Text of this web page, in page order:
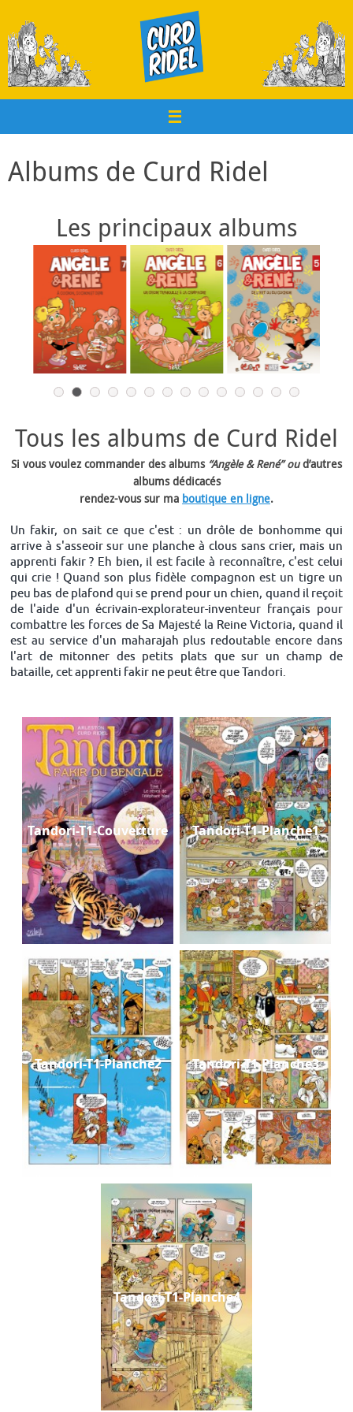
contenu
Albums de Curd Ridel
Les principaux albums
Tous les albums de Curd Ridel
Si vous voulez commander des albums “Angèle & René” oud’autres
albums dédicacés
rendez-vous sur ma boutique en ligne.
Un fakir, on sait ce que c'est : un drôle de bonhomme qui
arrive à s'asseoir sur une planche à clous sans crier, mais un
apprenti fakir ? Eh bien, il est facile à reconnaître, c'est celui
qui crie ! Quand son plus fidèle compagnon est un tigre un
peu bas de plafond qui se prend pour un chien, quand il reçoit
de l'aide d'un écrivain-explorateur-inventeur français pour
combattre les forces de Sa Majesté la Reine Victoria, quand il
est au service d'un maharajah plus redoutable encore dans
l'art de mitonner des petits plats que sur un champ de
bataille, cet apprenti fakir ne peut être que Tandori.
Tandori-T1-Couverture Tandori-T1-Planche1
Tandori-T1-Planche2 Tandori-T1-Planche3
Tandori-T1-Planche4